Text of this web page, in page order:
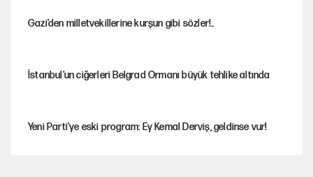
Gazi’den milletvekillerine kurşun gibi sözler!..
İstanbul’un ciğerleri Belgrad Ormanı büyük tehlike altında
Yeni Parti'ye eski program: Ey Kemal Derviş, geldinse vur!